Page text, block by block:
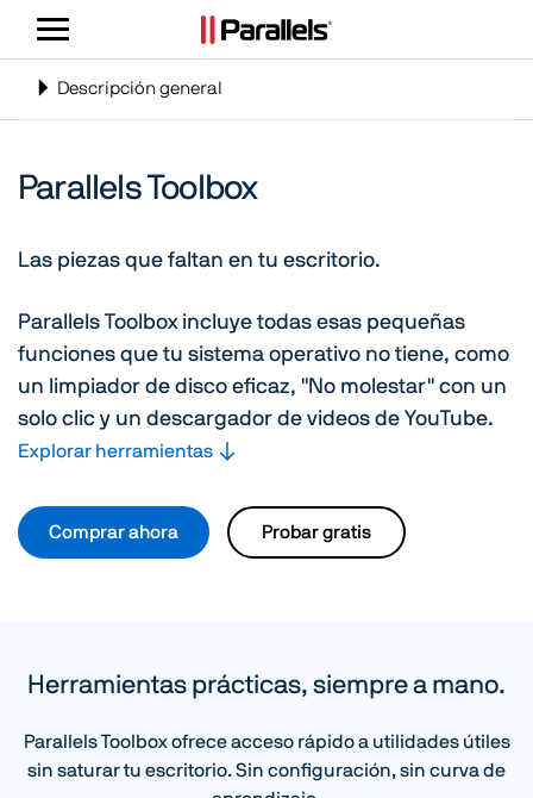
Alternar
Toggle
Descripción general
Parallels Toolbox
Las piezas que faltan en tu escritorio.
Parallels Toolbox incluye todas esas pequeñas
funciones que tu sistema operativo no tiene, como
un limpiador de disco eficaz, "No molestar" con un
solo clic y un descargador de videos de YouTube.
Explorar herramientas
Comprar ahora Probar gratis
Herramientas prácticas, siempre a mano.
Parallels Toolbox ofrece acceso rápido a utilidades útiles
sin saturar tu escritorio. Sin configuración, sin curva de